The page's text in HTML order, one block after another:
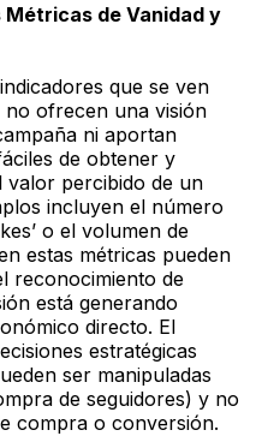
Métricas de Vanidad y
que se ven
ofrecen una visión
ni aportan
de obtener y
valor percibido de un
incluyen el número
o el volumen de
estas métricas pueden
reconocimiento de
está generando
directo. El
estratégicas
ser manipuladas
de seguidores) y no
compra o conversión.